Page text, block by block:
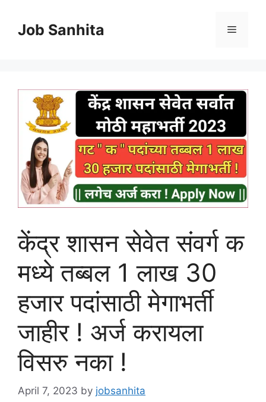
contentJob Sanhita Menu
केंद्र शासन सेवेत संवर्ग क
मध्ये तब्बल 1 लाख 30
हजार पदांसाठी मेगाभर्ती
जाहीर ! अर्ज करायला
विसरु नका !
April 7, 2023 by jobsanhita